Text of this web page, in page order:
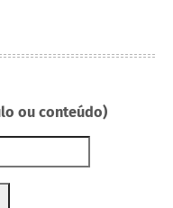
ou conteúdo)